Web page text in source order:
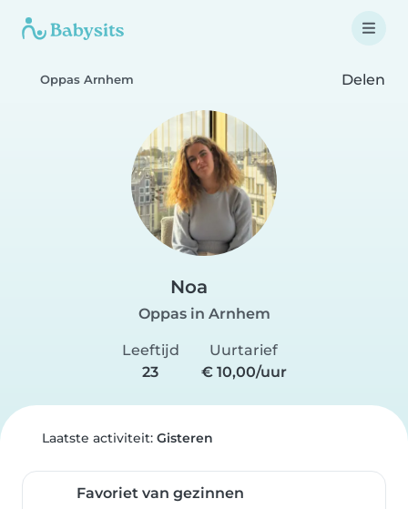
Oppas Arnhem Delen
Noa
Oppas in Arnhem
Leeftijd
23
Uurtarief
€ 10,00/uur
Laatste activiteit: Gisteren
Favoriet van gezinnen